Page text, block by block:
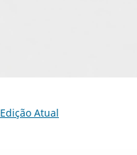
Edição Atual